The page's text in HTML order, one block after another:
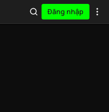
Đăng nhập